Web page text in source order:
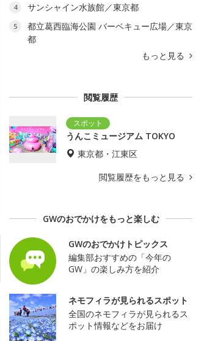
4 サンシャイン水族館／東京都
5
都立葛西臨海公園 バーベキュー広場／東京
都
もっと見る
閲覧履歴
うんこミュージアム TOKYO
東京都・江東区
閲覧履歴をもっと見る
GWのおでかけをもっと楽しむ
GWのおでかけトピックス
編集部おすすめの「今年の
GW」の楽しみ方を紹介
ネモフィラが見られるスポット
全国のネモフィラが見られるス
ポット情報などをお届け